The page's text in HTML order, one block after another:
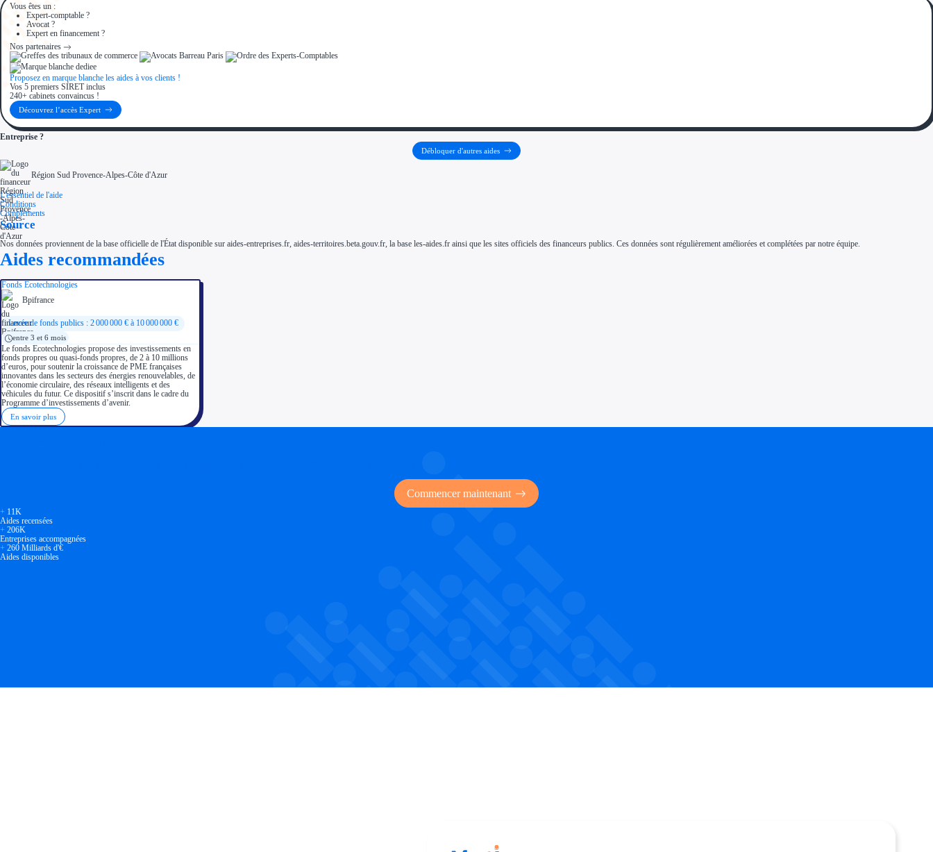
Vous êtes un :
Expert-comptable ?
Avocat ?
Expert en financement ?
Nos partenaires
Proposez en marque blanche les aides à vos clients !
Vos 5 premiers SIRET inclus
240+ cabinets convaincus !
Découvrez l’accès Expert
Entreprise ?
Débloquer d'autres aides
Région Sud Provence-Alpes-Côte d'Azur
L'essentiel de l'aide
Conditions
Compléments
Source
Nos données proviennent de la base officielle de l'État disponible sur aides-entreprises.fr, aides-territoires.beta.gouv.fr, la base les-aides.fr ainsi que les sites officiels des financeurs publics. Ces données sont régulièrement améliorées et complétées par notre équipe.
Aides recommandées
Fonds Ecotechnologies
Bpifrance
Levée de fonds publics : 2 000 000 € à 10 000 000 €
entre 3 et 6 mois
Le fonds Ecotechnologies propose des investissements en
fonds propres ou quasi-fonds propres, de 2 à 10 millions
d’euros, pour soutenir la croissance de PME françaises
innovantes dans les secteurs des énergies renouvelables, de
l’économie circulaire, des réseaux intelligents et des
véhicules du futur. Ce dispositif s’inscrit dans le cadre du
Programme d’investissements d’avenir.
En savoir plus
Commencer maintenant
+ 11K
Aides recensées
+ 206K
Entreprises accompagnées
+ 260 Milliards d'€
Aides disponibles